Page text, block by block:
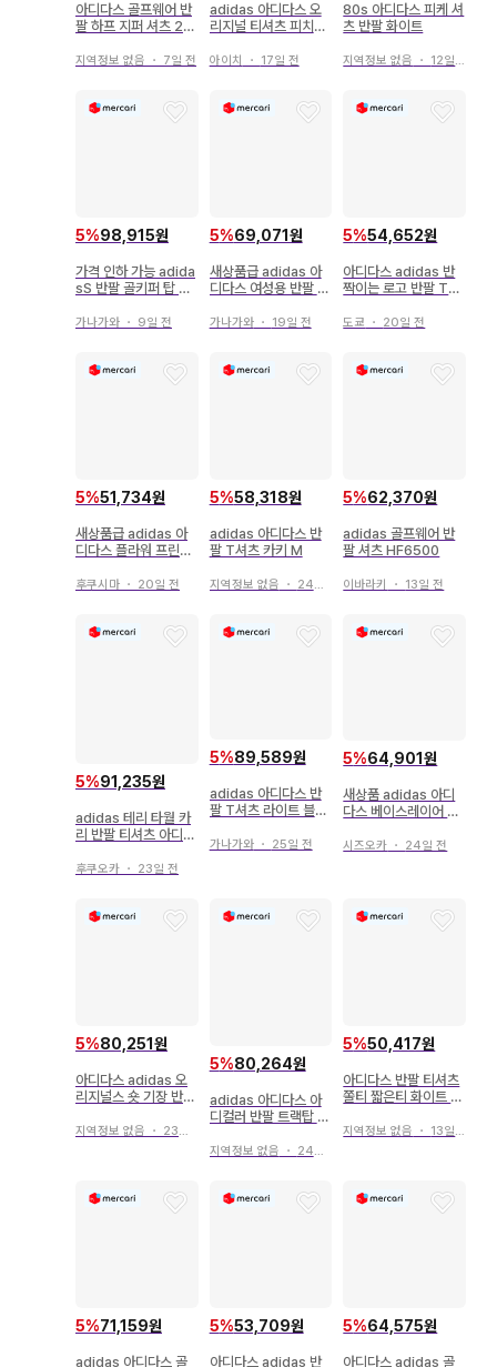
아디다스 골프웨어 반
팔 하프 지퍼 셔츠 2X
지역정보 없음 ・ 7일 전
adidas 아디다스 오
리지널 티셔츠 피치티
K
아이치 ・ 17일 전
80s 아디다스 피케 셔
츠 반팔 화이트
지역정보 없음 ・ 12일 전
5%98,915원
가격 인하 가능 adida
sS 반팔 골키퍼 탑 핑
가나가와 ・ 9일 전
5%69,071원
새상품급 adidas 아
디다스 여성용 반팔 T
가나가와・ 19일 전
5%54,652원
아디다스 adidas 반
짝이는 로고 반팔 T셔
도쿄 ・ 20일 전
5%51,734원
새상품급 adidas 아
디다스 플라워 프린트
후쿠시마 ・ 20일 전
5%58,318원
adidas 아디다스 반
팔 T셔츠 카키 M
지역정보 없음 ・ 24일 전
5%62,370원
adidas 골프웨어 반
팔 셔츠 HF6500
이바라키 ・ 13일 전
5%91,235원
adidas 테리 타월 카
리 반팔 티셔츠 아디다
후쿠오카 ・ 23일 전
5%89,589원
adidas 아디다스 반
팔 T셔츠 라이트 블루
가나가와・ 25일 전
5%64,901원
새상품 adidas 아디
다스 베이스레이어 메
시즈오카 ・ 24일 전
5%80,251원
아디다스 adidas 오
리지널스 숏 기장 반팔
지역정보 없음 ・ 23일 전
5%80,264원
adidas 아디다스 아
디컬러 반팔 트랙탑 저
지역정보 없음 ・ 24일 전
5%50,417원
아디다스 반팔 티셔츠
쫄티 짧은티 화이트 레
지역정보 없음 ・ 13일 전
5%71,159원
adidas 아디다스 골
5%53,709원
아디다스 adidas 반
5%64,575원
아디다스 adidas 골